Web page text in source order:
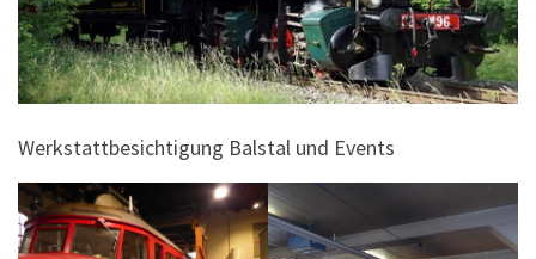
Werkstattbesichtigung Balstal und Events